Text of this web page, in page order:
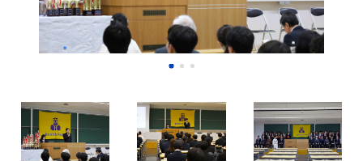
検索する
よく検索されるページ
学部入試情報
オープンキャンパス